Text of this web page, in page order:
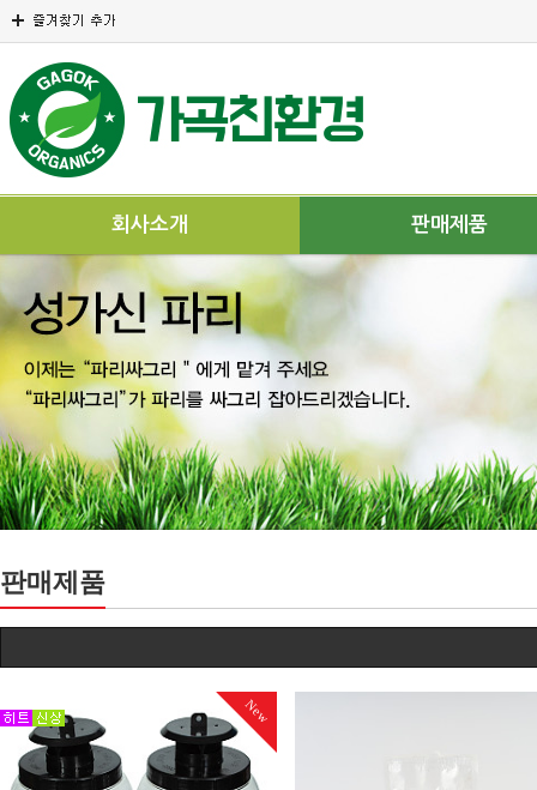
회사소개 판매제품
판매제품
New